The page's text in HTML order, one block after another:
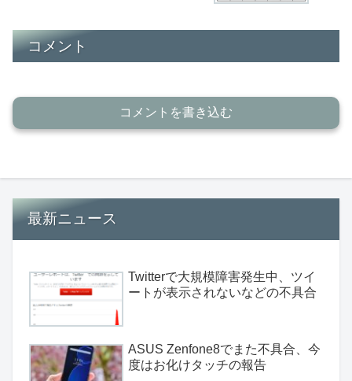
コメント
コメントを書き込む
最新ニュース
Twitterで大規模障害発生中、ツイ
ートが表示されないなどの不具合
ASUS Zenfone8でまた不具合、今
度はお化けタッチの報告